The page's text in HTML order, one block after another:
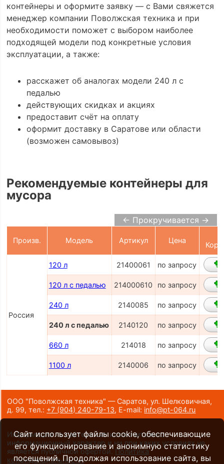
контейнеры и оформите заявку — с Вами свяжется
менеджер компании Поволжская техника и при
необходимости поможет с выбором наиболее
подходящей модели под конкретные условия
эксплуатации, а также:
расскажет об аналогах модели 240 л с
педалью
действующих скидках и акциях
предоставит счёт на оплату
оформит доставку в Саратове или области
(возможен самовывоз)
Рекомендуемые контейнеры для
мусора
← Прокручивается →
Произв. Модель Артикул Цена
Россия
120 л 21400061 по запросу
120 л с педалью 214000610 по запросу
240 л 2140085 по запросу
240 л с педалью 2140120 по запросу
660 л 214018 по запросу
1100 л 2140006 по запросу
ООО "Поволжская техника" — Саратов, ул. Шелковичная,
д. 99,тел.: +7 (904) 240-79-13, E-mail: info@pt-064.ru
Информация на сайте носит исключительно
информационный характер и ни при каких условиях не
является публичной офертой. Политика
конфиденциальности.
Сайт использует файлы cookie, обеспечивающие
его функционирование и анонимную статистику
посещений. Продолжая использование сайта, вы